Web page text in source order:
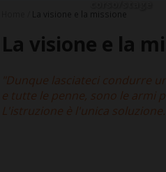
corso/stage
La visione e la missione
La visione e la
"Dunque lasciateci condurre
e tutte le penne, sono le armi
L'istruzione è l'unica